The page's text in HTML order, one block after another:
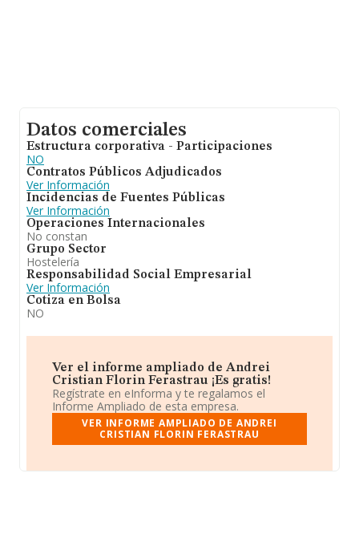
Datos comerciales
Estructura corporativa - Participaciones
NO
Contratos Públicos Adjudicados
Ver Información
Incidencias de Fuentes Públicas
Ver Información
Operaciones Internacionales
No constan
Grupo Sector
Hostelería
Responsabilidad Social Empresarial
Ver Información
Cotiza en Bolsa
NO
Ver el informe ampliado de Andrei
Cristian Florin Ferastrau ¡Es gratis!
Regístrate en eInforma y te regalamos el
Informe Ampliado de esta empresa.
VER INFORME AMPLIADO DE ANDREI
CRISTIAN FLORIN FERASTRAU